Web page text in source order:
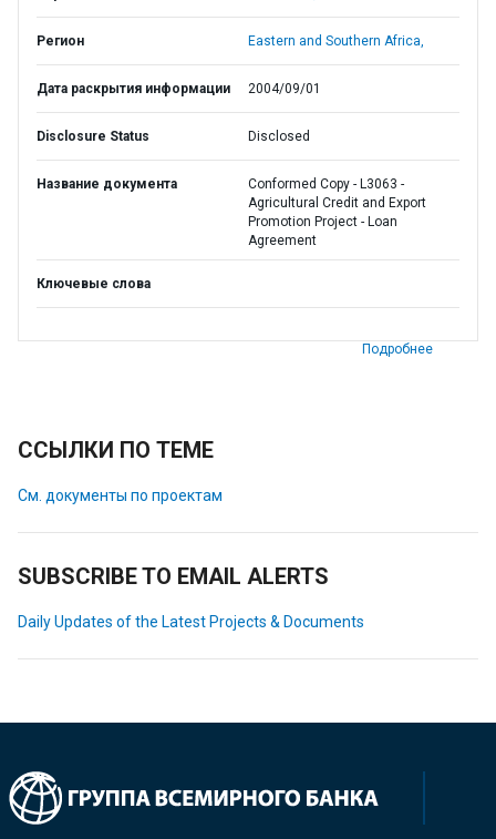
Регион Eastern and Southern Africa,
Дата раскрытия информации 2004/09/01
Disclosure Status Disclosed
Название документа
Conformed Copy - L3063 -
Agricultural Credit and Export
Promotion Project - Loan
Agreement
Ключевые слова
Подробнее
ССЫЛКИ ПО ТЕМЕ
См. документы по проектам
SUBSCRIBE TO EMAIL ALERTS
Daily Updates of the Latest Projects & Documents